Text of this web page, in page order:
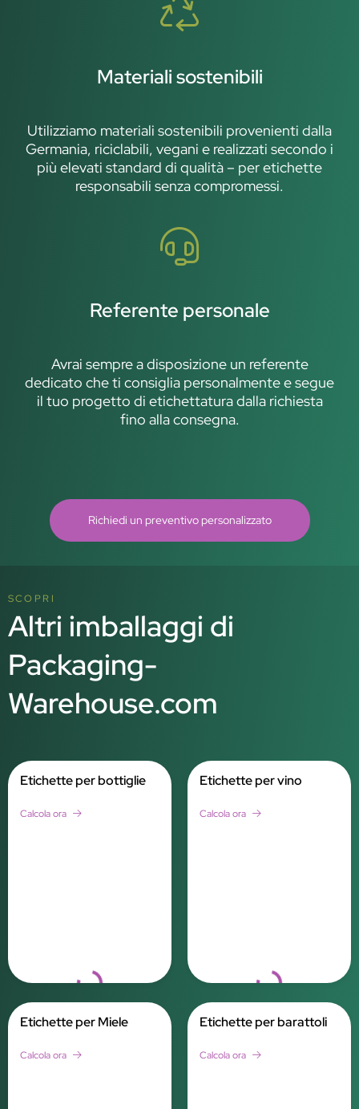
Materiali sostenibili
Utilizziamo materiali sostenibili provenienti dalla
Germania, riciclabili, vegani e realizzati secondo i
più elevati standard di qualità – per etichette
responsabili senza compromessi.
Referente personale
Avrai sempre a disposizione un referente
dedicato che ti consiglia personalmente e segue
il tuo progetto di etichettatura dalla richiesta
fino alla consegna.
Richiedi un preventivo personalizzato
SCOPRI
Altri imballaggi di
Packaging-
Warehouse.com
Loading...
Etichette per bottiglie
Calcola ora
Loading...
Etichette per vino
Calcola ora
Etichette per Miele
Calcola ora
Etichette per barattoli
Calcola ora